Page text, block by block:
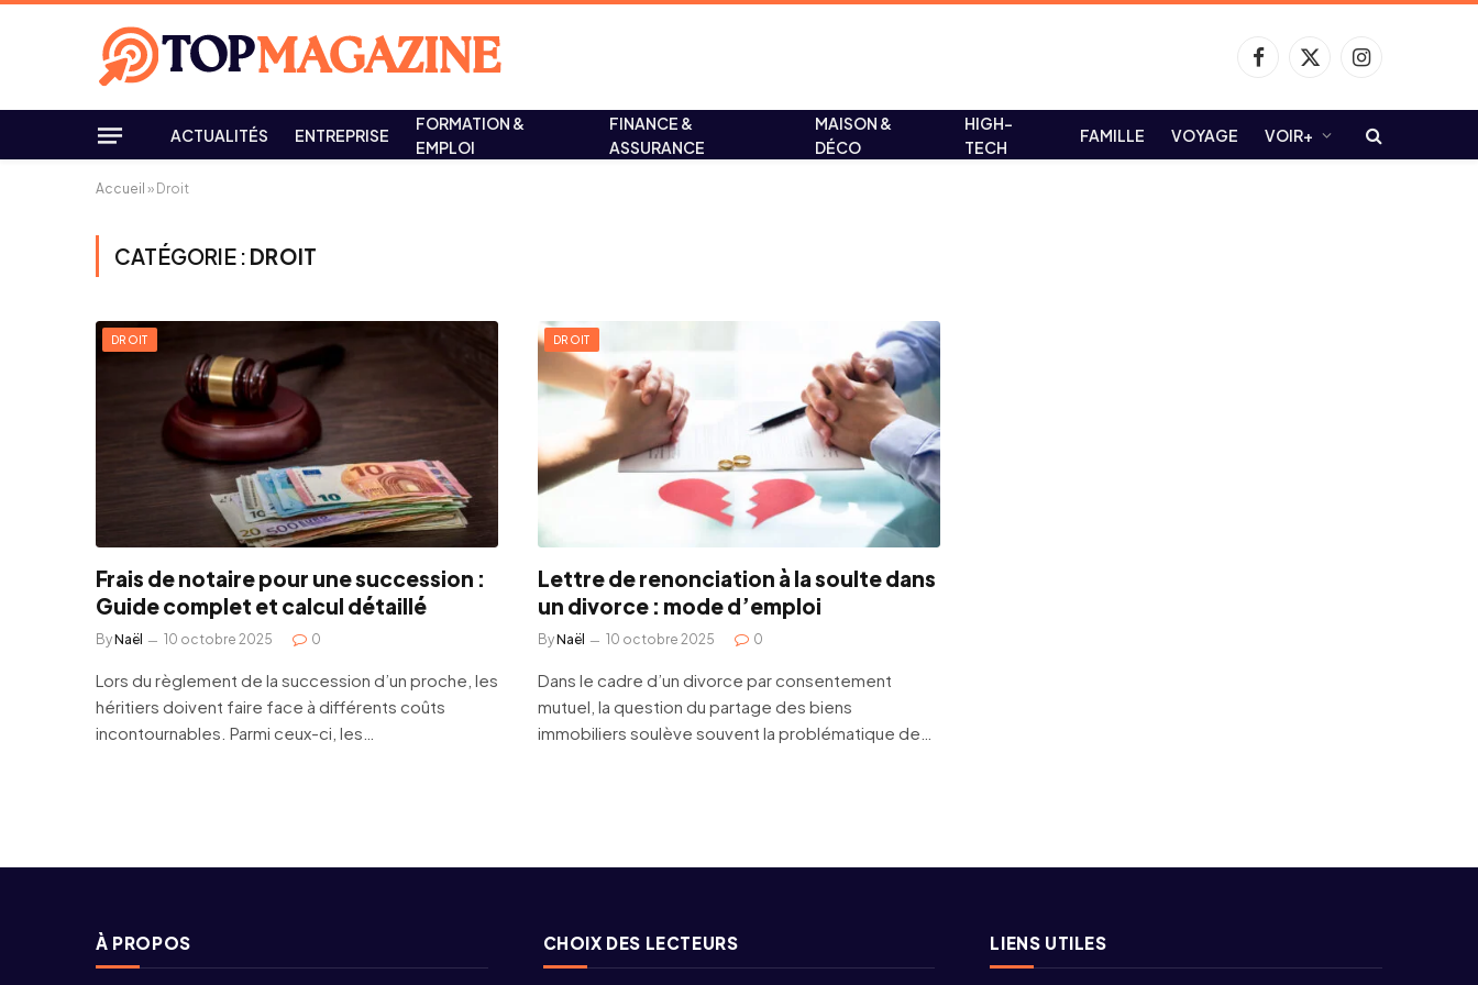
Facebook
X
Instagram
ACTUALITÉS ENTREPRISE
FORMATION &
EMPLOI
FINANCE &
ASSURANCE
MAISON &
DÉCO
HIGH-
TECH
FAMILLE VOYAGE VOIR+
Accueil » Droit
CATÉGORIE : DROIT
DROIT
Frais de notaire pour une succession :
Guide complet et calcul détaillé
ByNaël 10 octobre 2025 0
Lors du règlement de la succession d’un proche, les
héritiers doivent faire face à différents coûts
incontournables. Parmi ceux-ci, les…
DROIT
Lettre de renonciation à la soulte dans
un divorce : mode d’emploi
ByNaël 10 octobre 2025 0
Dans le cadre d’un divorce par consentement
mutuel, la question du partage des biens
immobiliers soulève souvent la problématique de…
À PROPOS CHOIX DES LECTEURS LIENS UTILES